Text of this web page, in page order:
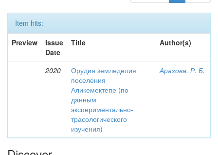
Item hits:
Preview
Issue
Date
Title Author(s)
2020
Орудия земледелия
поселения
Аликемектепе (по
данным
экспериментально-
трасологического
изучения)
Аразова, Р. Б.